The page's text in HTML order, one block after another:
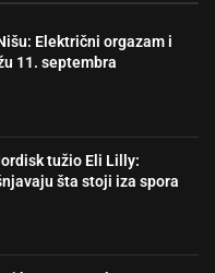
Električni orgazam i
11. septembra
tužio Eli Lilly:
šta stoji iza spora